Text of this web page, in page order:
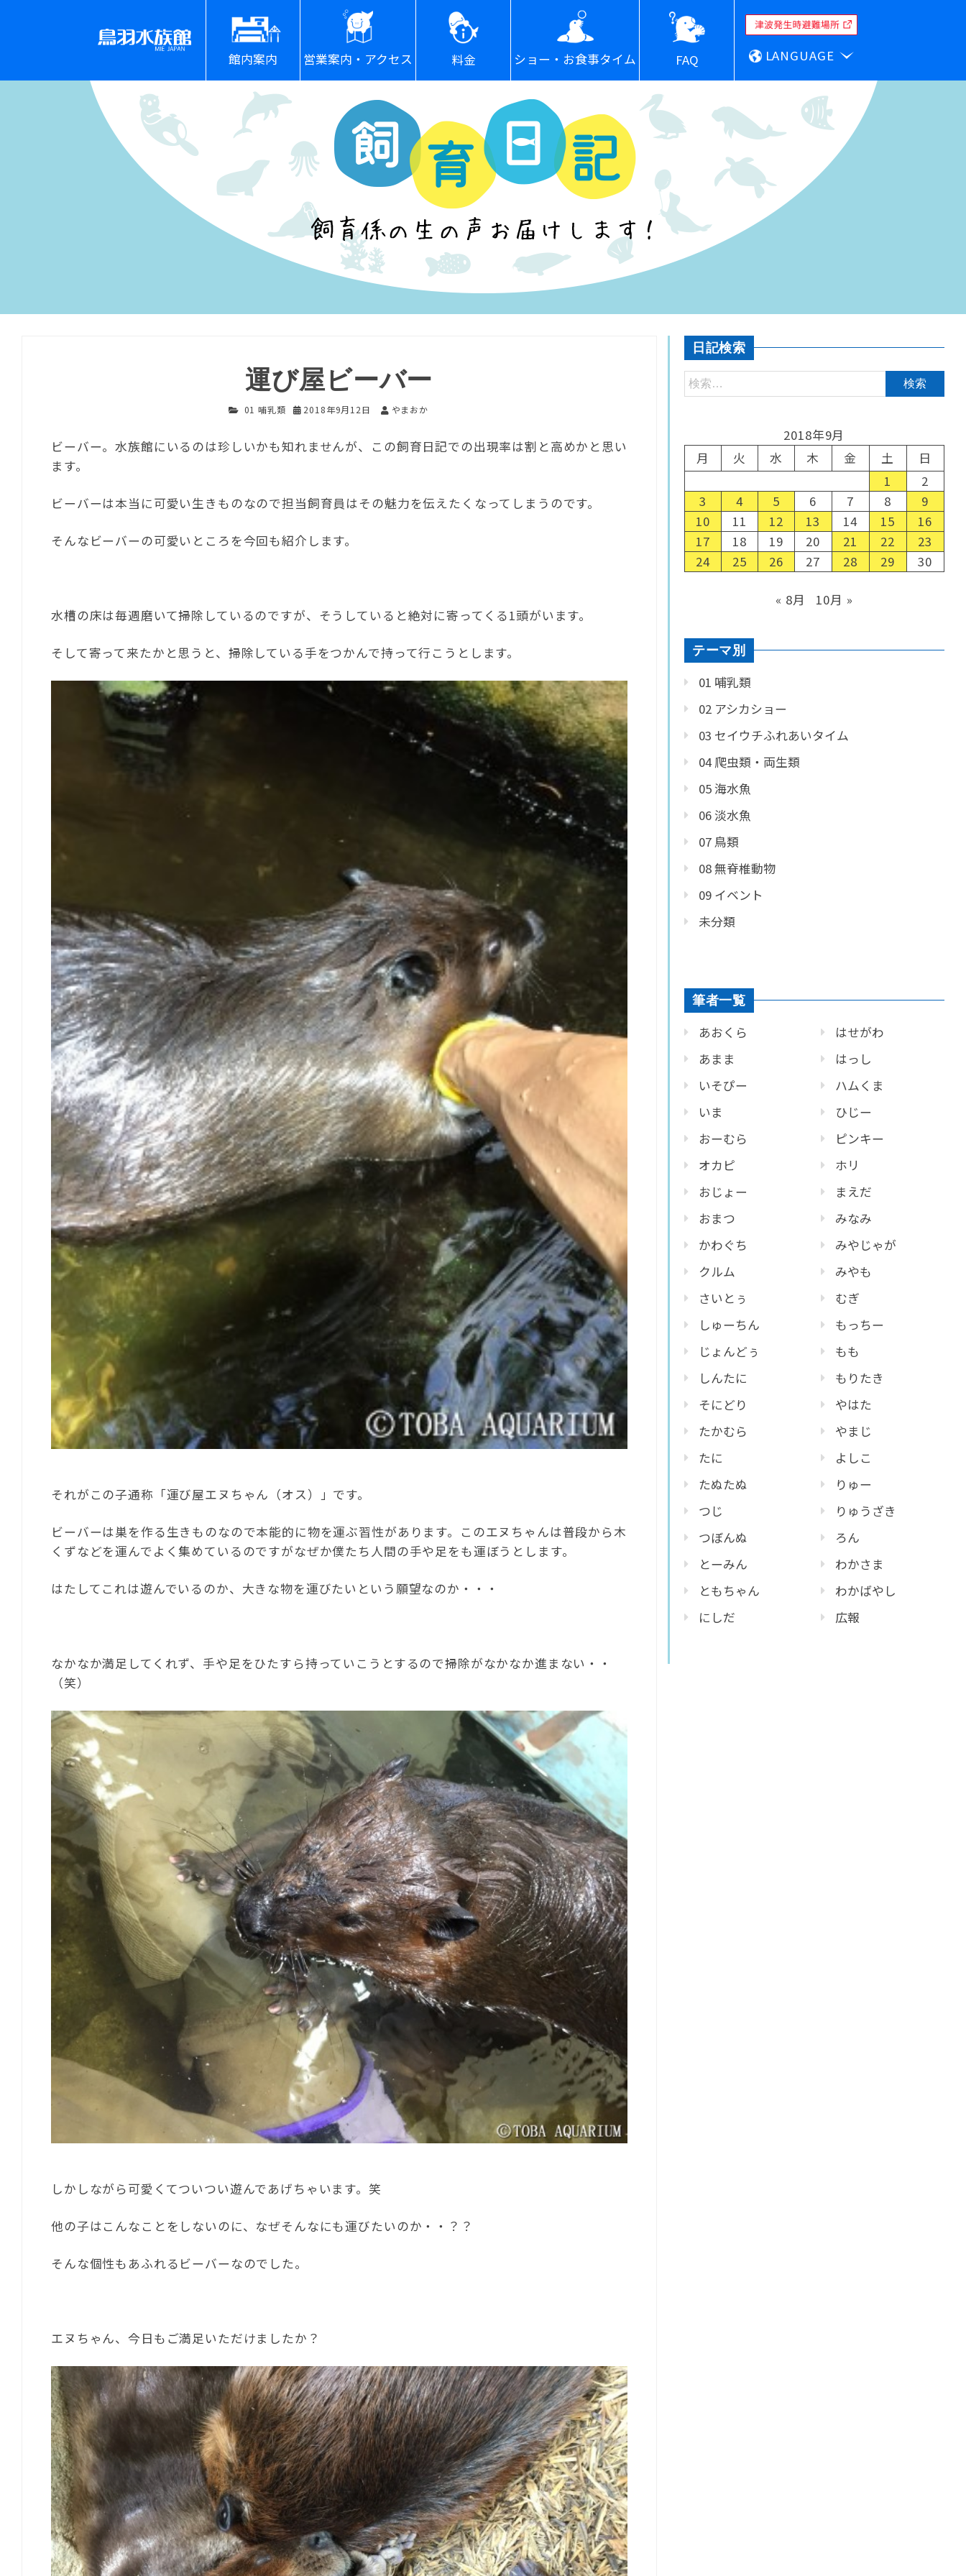
館内案内 営業案内・アクセス 料金 ショー・お食事タイム FAQ LANGUAGE
運び屋ビーバー
01 哺乳類 2018年9月12日 やまおか
ビーバー。水族館にいるのは珍しいかも知れませんが、この飼育日記での出現率は割と高めかと思い
ます。
ビーバーは本当に可愛い生きものなので担当飼育員はその魅力を伝えたくなってしまうのです。
そんなビーバーの可愛いところを今回も紹介します。
水槽の床は毎週磨いて掃除しているのですが、そうしていると絶対に寄ってくる1頭がいます。
そして寄って来たかと思うと、掃除している手をつかんで持って行こうとします。
それがこの子通称「運び屋エヌちゃん（オス）」です。
ビーバーは巣を作る生きものなので本能的に物を運ぶ習性があります。このエヌちゃんは普段から木
くずなどを運んでよく集めているのですがなぜか僕たち人間の手や足をも運ぼうとします。
はたしてこれは遊んでいるのか、大きな物を運びたいという願望なのか・・・
なかなか満足してくれず、手や足をひたすら持っていこうとするので掃除がなかなか進まない・・
（笑）
しかしながら可愛くてついつい遊んであげちゃいます。笑
他の子はこんなことをしないのに、なぜそんなにも運びたいのか・・？？
そんな個性もあふれるビーバーなのでした。
エヌちゃん、今日もご満足いただけましたか？
日記検索
2018年9月
月
火 水 木 金 土
日
1
2
3
4 5 6 7 8
9
10
11 12 13 14 15
16
17
18 19 20 21 22
23
24
25 26 27 28 29 30
« 8月 10月 »
テーマ別
01 哺乳類
02 アシカショー
03 セイウチふれあいタイム
04 爬虫類・両生類
05 海水魚
06 淡水魚
07 鳥類
08 無脊椎動物
09 イベント
未分類
筆者一覧
あおくら
あまま
いそぴー
いま
おーむら
オカピ
おじょー
おまつ
かわぐち
クルム
さいとぅ
しゅーちん
じょんどぅ
しんたに
そにどり
たかむら
たに
たぬたぬ
つじ
つぼんぬ
とーみん
ともちゃん
にしだ
はせがわ
はっし
ハムくま
ひじー
ピンキー
ホリ
まえだ
みなみ
みやじゃが
みやも
むぎ
もっちー
もも
もりたき
やはた
やまじ
よしこ
りゅー
りゅうざき
ろん
わかさま
わかばやし
広報